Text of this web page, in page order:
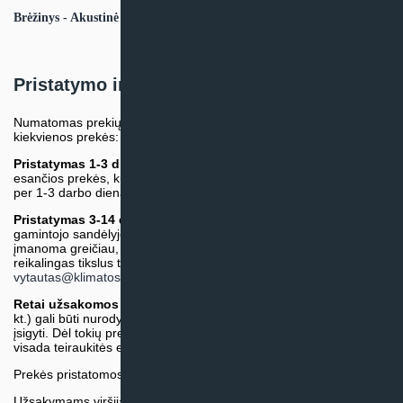
Brėžinys - Akustinė oro paskirstymo dėžė AOPD 200-14X75
Pristatymo informacija
Numatomas prekių pristatymo terminas nurodomas atskirai prie
kiekvienos prekės:
Pristatymas 1-3 d.d.
esančios prekės, kurių atsiėmimą arba pristatymą galime suruošti
per 1-3 darbo dienas.)
Pristatymas 3-14 d.d. arba ilgiau*
gamintojo sandėlyje esančios prekės. Prekė bus pristatyta kaip
įmanoma greičiau, tačiau tiekimo terminas gali skirtis. Jei
reikalingas tikslus terminas, iš anksto teiraukitės el. paštu:
vytautas@klimatosprendimai.lt
Retai užsakomos specifinės prekė
kt.) gali būti nurodytos su preliminaria kaina, be galimybės jų
įsigyti. Dėl tokių prekių įsigijimo, tikslios kainos ir tiekimo termino
visada teiraukitės el. paštu:
Prekės pristatomos naudojantis kurjerių tarnybų paslaugomis.